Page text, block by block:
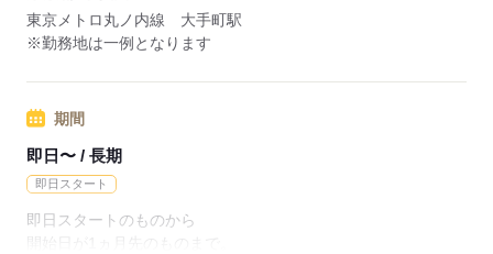
東京メトロ丸ノ内線 大手町駅
※勤務地は一例となります
期間
即日〜 / 長期
即日スタート
即日スタートのものから